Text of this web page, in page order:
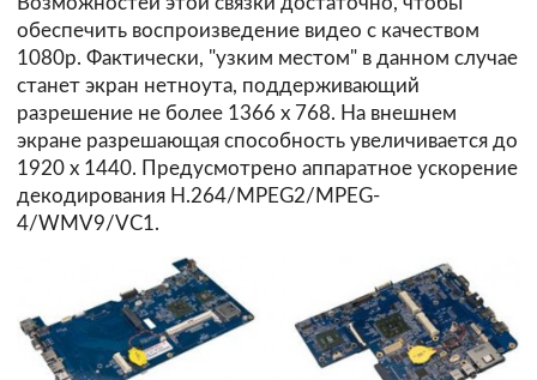
обеспечить воспроизведение видео с качеством
1080p. Фактически, "узким местом" в данном случае
станет экран нетноута, поддерживающий
разрешение не более 1366 х 768. На внешнем
экране разрешающая способность увеличивается до
1920 х 1440. Предусмотрено аппаратное ускорение
декодирования H.264/MPEG2/MPEG-
4/WMV9/VC1.